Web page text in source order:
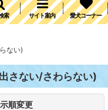
索 サイト案内 愛犬コーナー
ない)
さない/さわらない)
順変更